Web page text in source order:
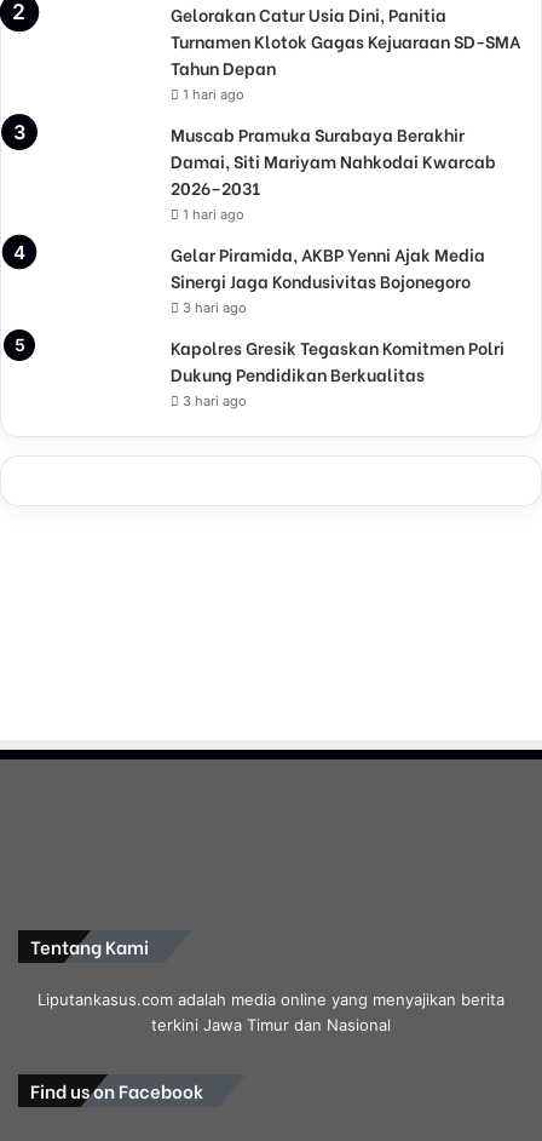
Gelorakan Catur Usia Dini, Panitia
Turnamen Klotok Gagas Kejuaraan SD-SMA
Tahun Depan
1 hari ago
Muscab Pramuka Surabaya Berakhir
Damai, Siti Mariyam Nahkodai Kwarcab
2026–2031
1 hari ago
Gelar Piramida, AKBP Yenni Ajak Media
Sinergi Jaga Kondusivitas Bojonegoro
3 hari ago
Kapolres Gresik Tegaskan Komitmen Polri
Dukung Pendidikan Berkualitas
3 hari ago
Tentang Kami
Liputankasus.com adalah media online yang menyajikan berita
terkini Jawa Timur dan Nasional
Find us on Facebook